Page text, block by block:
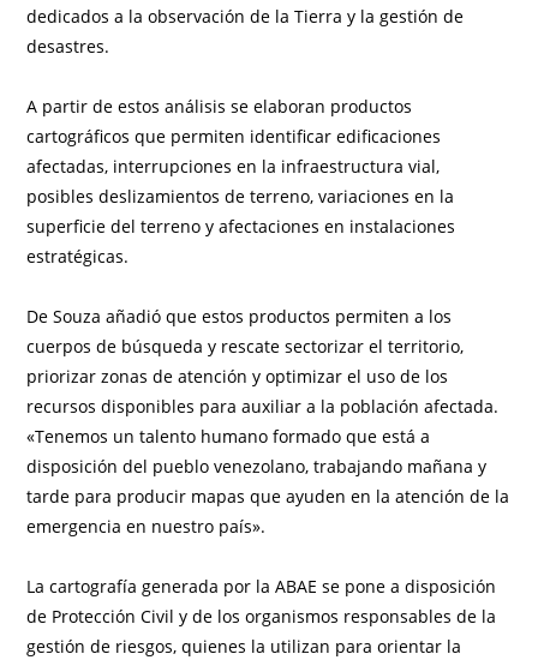
dedicados a la observación de la Tierra y la gestión de
desastres.
A partir de estos análisis se elaboran productos
cartográficos que permiten identificar edificaciones
afectadas, interrupciones en la infraestructura vial,
posibles deslizamientos de terreno, variaciones en la
superficie del terreno y afectaciones en instalaciones
estratégicas.
De Souza añadió que estos productos permiten a los
cuerpos de búsqueda y rescate sectorizar el territorio,
priorizar zonas de atención y optimizar el uso de los
recursos disponibles para auxiliar a la población afectada.
«Tenemos un talento humano formado que está a
disposición del pueblo venezolano, trabajando mañana y
tarde para producir mapas que ayuden en la atención de la
emergencia en nuestro país».
La cartografía generada por la ABAE se pone a disposición
de Protección Civil y de los organismos responsables de la
gestión de riesgos, quienes la utilizan para orientar la